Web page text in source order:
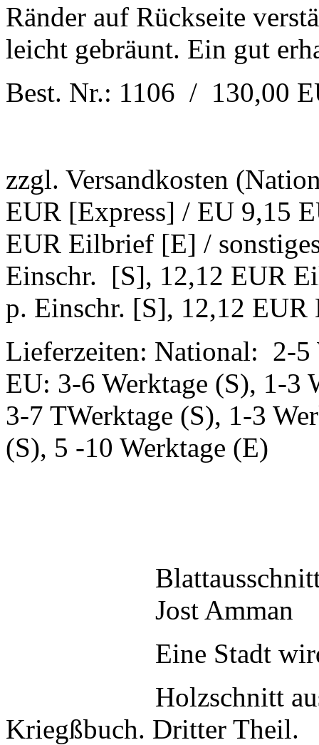
Ränder auf Rückseite
leicht gebräunt. Ein gut
Best. Nr.: 1106 / 130,00
zzgl. Versandkosten
EUR [Express] / EU 9,15
EUR Eilbrief [E] /
Einschr. [S], 12,12 EUR
p. Einschr. [S], 12,12
Lieferzeiten: National: 2-5
EU: 3-6 Werktage (S), 1-3
3-7 TWerktage (S), 1-3
(S), 5 -10 Werktage (E)
Jost Amman
Eine Stadt
Holzschnitt
Kriegßbuch. Dritter Theil.